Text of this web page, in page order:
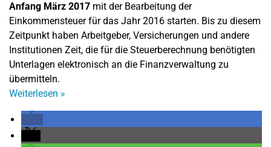
Anfang März 2017 mit der Bearbeitung der
Einkommensteuer für das Jahr 2016 starten. Bis zu diesem
Zeitpunkt haben Arbeitgeber, Versicherungen und andere
Institutionen Zeit, die für die Steuerberechnung benötigten
Unterlagen elektronisch an die Finanzverwaltung zu
übermitteln.
Weiterlesen »